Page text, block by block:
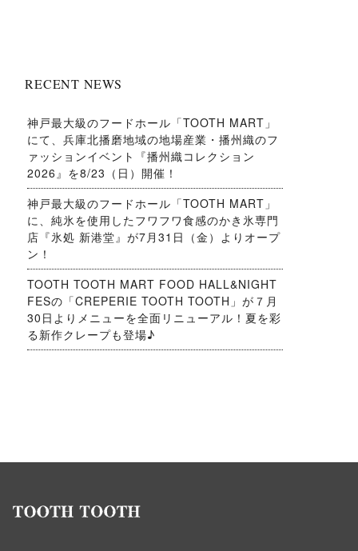
RECENT NEWS
神戸最大級のフードホール「TOOTH MART」
にて、兵庫北播磨地域の地場産業・播州織のフ
ァッションイベント『播州織コレクション
2026』を8/23（日）開催！
神戸最大級のフードホール「TOOTH MART」
に、純氷を使用したフワフワ食感のかき氷専門
店『氷処 新港堂』が7月31日（金）よりオープ
ン！
TOOTH TOOTH MART FOOD HALL&NIGHT
FESの「CREPERIE TOOTH TOOTH」が７月
30日よりメニューを全面リニューアル！夏を彩
る新作クレープも登場♪